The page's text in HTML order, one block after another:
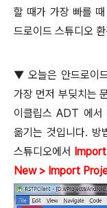
할 때가 가장 빠를
드로이드 스튜디오
▼ 오늘은 안드로이
가장 먼저 부딪치는
이클립스ADT 에서
옮기는 것입니다. 방
스튜디오에서
New > Import